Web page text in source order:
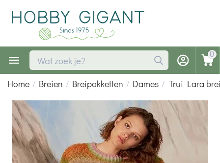
0
Home / Breien / Breipakketten / Dames / Trui Lara